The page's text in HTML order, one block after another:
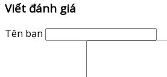
Viết đánh giá
Tên bạn